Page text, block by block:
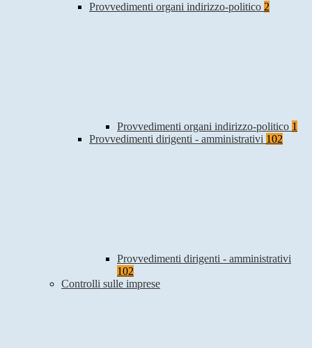
Provvedimenti organi indirizzo-politico 2
Provvedimenti organi indirizzo-politico 1
Provvedimenti dirigenti - amministrativi 102
Provvedimenti dirigenti - amministrativi
102
Controlli sulle imprese